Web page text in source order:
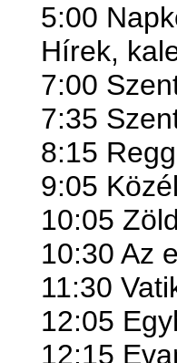
5:00
Hírek,
7:00
7:35
8:15
9:05
10:05
10:30 Az
11:30
12:05
12:15